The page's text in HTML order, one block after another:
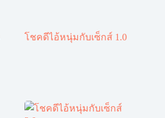
โชคดีไอ้หนุ่มกับเซ็กส์ 1.0